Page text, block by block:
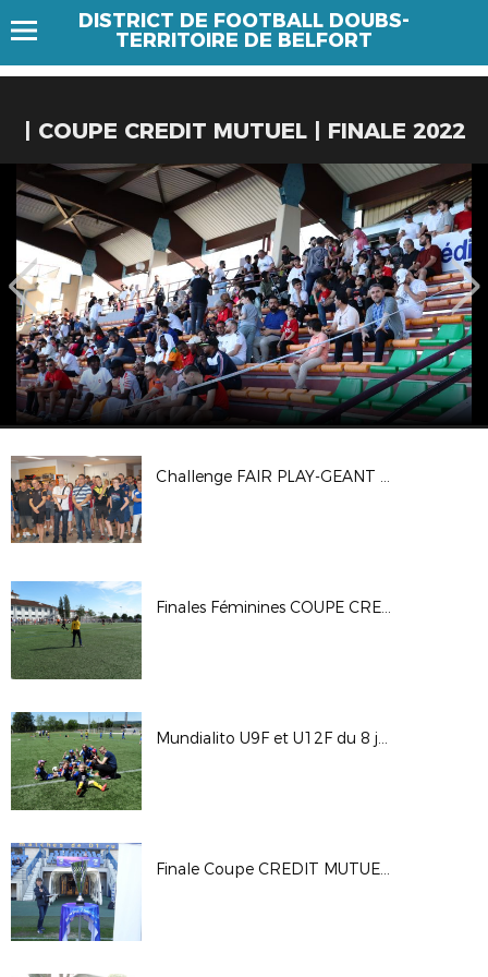
DISTRICT DE FOOTBALL DOUBS-
TERRITOIRE DE BELFORT
| COUPE CREDIT MUTUEL | FINALE 2022
Challenge FAIR PLAY-GEANT DU FOOT 1819
Finales Féminines COUPE CREDIT AGRICOLE U15F, U18F et Séniors F
Mundialito U9F et U12F du 8 juin 2019
Finale Coupe CREDIT MUTUEL - Mai 2019